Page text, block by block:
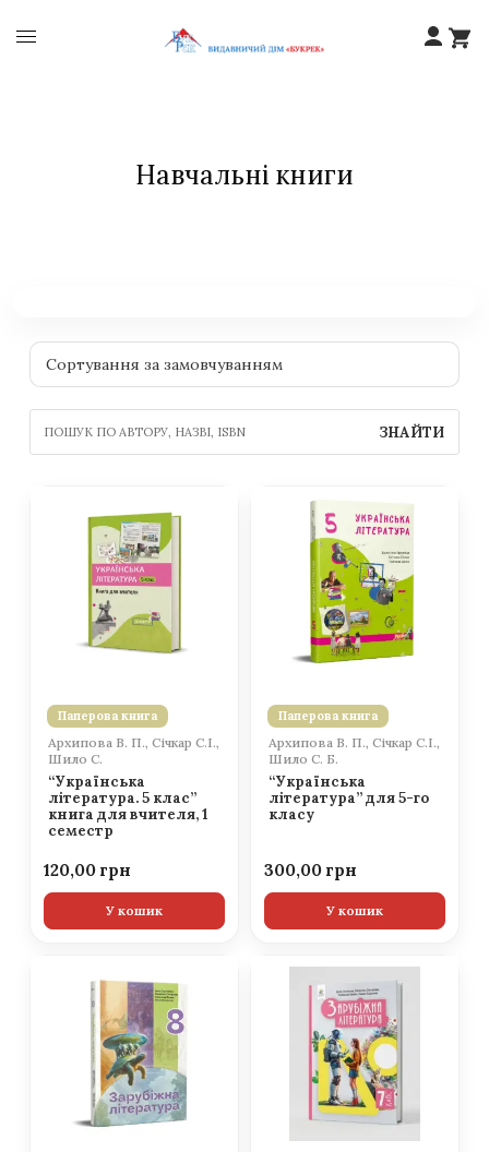
Навчальні книги
ЗНАЙТИ
Паперова книга
Архипова В. П., Січкар С.І.,
Шило С.
“Українська
література. 5 клас”
книга для вчителя, 1
семестр
120,00
У кошик
Паперова книга
Архипова В. П., Січкар С.І.,
Шило С. Б.
“Українська
література” для 5-го
класу
300,00
У кошик